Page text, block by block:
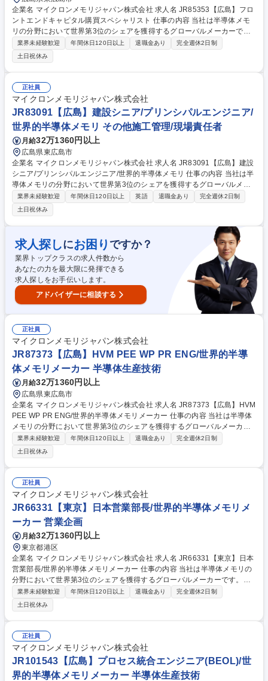
企業名 マイクロンメモリジャパン株式会社 求人名 JR85353【広島】フロ
ントエンドキャピタル購買スペシャリスト 仕事の内容 当社は半導体メモ
リの分野において世界第3位のシェアを獲得するグローバルメーカーで
す。今回は、そんな当社のフロントエンドキャピタル購買スペシャリスト
として、下記の業務をお任せ致します。 【詳細】取引先とのコミュニケー
ション、パフォーマンス管理および交渉のための主要なカテゴリ(担当エ
リア)の窓口になります。この役割では、内部の関係者と協力して、継続
的な調達の成功のために取引先のパフォーマンスの総合的な見解を構築し
ます。カテゴリ戦略およびプロジェクトに関連の実行する責任があり、コ
スト削減の取り組み、供給体制の最適化、契約交渉等が含まれます。 募集
職種 JR85353【広島】フロントエンドキャピタル購買スペシャリスト
業界未経験歓迎 年間休日120日以上 退職金あり
完全週休2日制
土日祝休み
正社員
マイクロンメモリジャパン株式会社
JR83091【広島】建設シニア/プリンシパルエンジニア/
世界的半導体メモリ その他施工管理/現場責任者
月給32万1360円以上
広島県東広島市
企業名 マイクロンメモリジャパン株式会社 求人名 JR83091【広島】建設
シニア/プリンシパルエンジニア/世界的半導体メモリ 仕事の内容 当社は半
導体メモリの分野において世界第3位のシェアを獲得するグローバルメー
カーです。今回は、そんな当社の建設プロジェクト管理マネージャーとし
て、下記の業務をお任せ致します。 【詳細】■関連内部部門、設計会社、
ゼネコン/下請け業者間で建設スケジュールを調整 ■ビルディングインフォ
メーションモデリング(BIM)を活用した建築・設備の空間調整を支援 ■建築
物の環境性能評価を実施し、グリーンビルディング認証プログラムを管理
■プロジェクト関連の協議状況及び行政申請を管理 ■作業手順書のレビュ
ー、高リスク作業の特定、作業開始前のリスク軽減策の実施を含む安全活
動を管理 など 募集職種 JR83091【広島】建設シニア/プリンシパルエンジ
ニア/世界的半導体メモリ
業界未経験歓迎 年間休日120日以上 英語 退職金あり
完全週休2日制
土日祝休み
求人探しにお困り ですか？
業界トップクラスの求人件数から
あなたの力を最大限に発揮できる
求人探しをお手伝いします。
アドバイザーに相談する
正社員
マイクロンメモリジャパン株式会社
JR87373【広島】HVM PEE WP PR ENG/世界的半導
体メモリメーカー 半導体生産技術
月給32万1360円以上
広島県東広島市
企業名 マイクロンメモリジャパン株式会社 求人名 JR87373【広島】HVM
PEE WP PR ENG/世界的半導体メモリメーカー 仕事の内容 当社は半導体
メモリの分野において世界第3位のシェアを獲得するグローバルメーカー
です。今回は、そんな当社のHVM PEE WP PR ENGとして、下記の業務
をお任せ致します。 【詳細】■プロセス条件とテクノロジー開発、改善 ■
プロセス能力を向上させ、生産コストを削減 ■プロセス管理プロジェクト
の確立、修正 ■多様な半導体装置におけるプロセスパラメーターをセット
アップ ■新しい装置/材料を評価し、生産稼働への展開、プランの策定を実
施 ■異常発生時の解析と改善 募集職種 JR87373【広島】HVM PEE WP P
R ENG/世界的半導体メモリメーカー
業界未経験歓迎 年間休日120日以上 退職金あり
完全週休2日制
土日祝休み
正社員
マイクロンメモリジャパン株式会社
JR66331【東京】日本営業部長/世界的半導体メモリメ
ーカー 営業企画
月給32万1360円以上
東京都港区
企業名 マイクロンメモリジャパン株式会社 求人名 JR66331【東京】日本
営業部長/世界的半導体メモリメーカー 仕事の内容 当社は半導体メモリの
分野において世界第3位のシェアを獲得するグローバルメーカーです。今
回は、そんな当社の日本営業部長として、下記の業務をお任せ致します。
【詳細】■事業部と連携し戦略顧客の目標・計画を立案、リソース調整と
責任割当を行い完遂する■営業チームを率い、目的意識と責任感の徹底を
図る■企業戦略をOEM販売へ反映し、各部門への影響力を持って成果を最
大化する■顧客・パートナーに優れた体験を提供し、新規機会を開拓する■
ビジネス分析に基づき改善策を推進・効果測定する■マイクロンのコアバ
リューを体現し、高い実行力と対話力で職務に当たる 募集職種 JR66331
【東京】日本営業部長/世界的半導体メモリメーカー
業界未経験歓迎 年間休日120日以上 退職金あり
完全週休2日制
土日祝休み
正社員
マイクロンメモリジャパン株式会社
JR101543【広島】プロセス統合エンジニア(BEOL)/世
界的半導体メモリメーカー 半導体生産技術